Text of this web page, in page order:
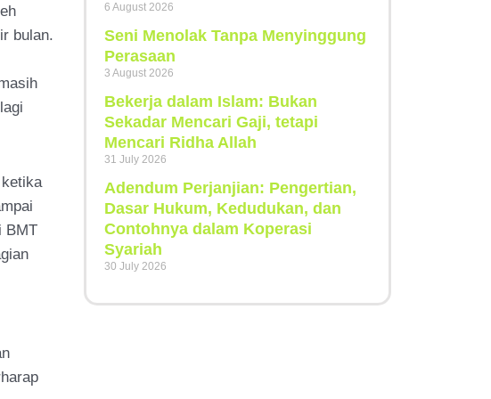
bulan.
BMT
6 August 2026
Seni Menolak Tanpa Menyinggung
Perasaan
3 August 2026
Bekerja dalam Islam: Bukan
Sekadar Mencari Gaji, tetapi
Mencari Ridha Allah
31 July 2026
Adendum Perjanjian: Pengertian,
Dasar Hukum, Kedudukan, dan
Contohnya dalam Koperasi
Syariah
30 July 2026